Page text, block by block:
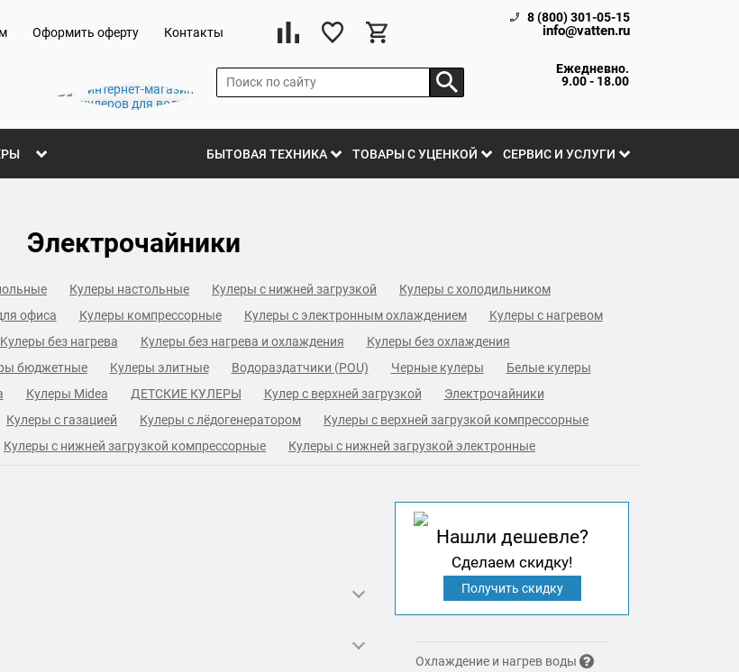
Оформить оферту Контакты
8 (800) 301-05-15
info@vatten.ru
Ежедневно.
9.00 - 18.00
БЫТОВАЯ ТЕХНИКА ТОВАРЫ С УЦЕНКОЙ СЕРВИС И УСЛУГИ
Электрочайники
Кулеры настольные Кулеры с нижней загрузкой
Кулеры с холодильником
офиса Кулеры компрессорные Кулеры с электронным охлаждением
Kулеры с нагревом
Kулеры без нагрева Кулеры без нагрева и охлаждения
Кулеры без охлаждения
бюджетные Kулеры элитные Водораздатчики (POU) Черные кулеры
Белые кулеры
Кулеры Midea ДЕТСКИЕ КУЛЕРЫ Кулер с верхней загрузкой
Электрочайники
Кулеры с газацией Кулеры с лёдогенератором
Кулеры с верхней загрузкой компрессорные
Кулеры с нижней загрузкой компрессорные Кулеры с нижней загрузкой электронные
Нашли дешевле?
Сделаем скидку!
Получить скидку
Охлаждение и нагрев воды